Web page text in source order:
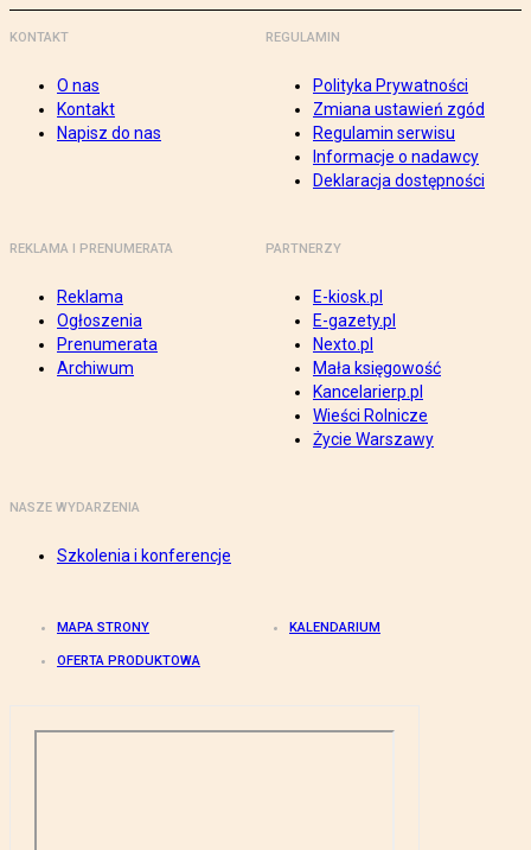
KONTAKT
O nas
Kontakt
Napisz do nas
REGULAMIN
Polityka Prywatności
Zmiana ustawień zgód
Regulamin serwisu
Informacje o nadawcy
Deklaracja dostępności
REKLAMA I PRENUMERATA
Reklama
Ogłoszenia
Prenumerata
Archiwum
PARTNERZY
E-kiosk.pl
E-gazety.pl
Nexto.pl
Mała księgowość
Kancelarierp.pl
Wieści Rolnicze
Życie Warszawy
NASZE WYDARZENIA
Szkolenia i konferencje
MAPA STRONY KALENDARIUM
OFERTA PRODUKTOWA